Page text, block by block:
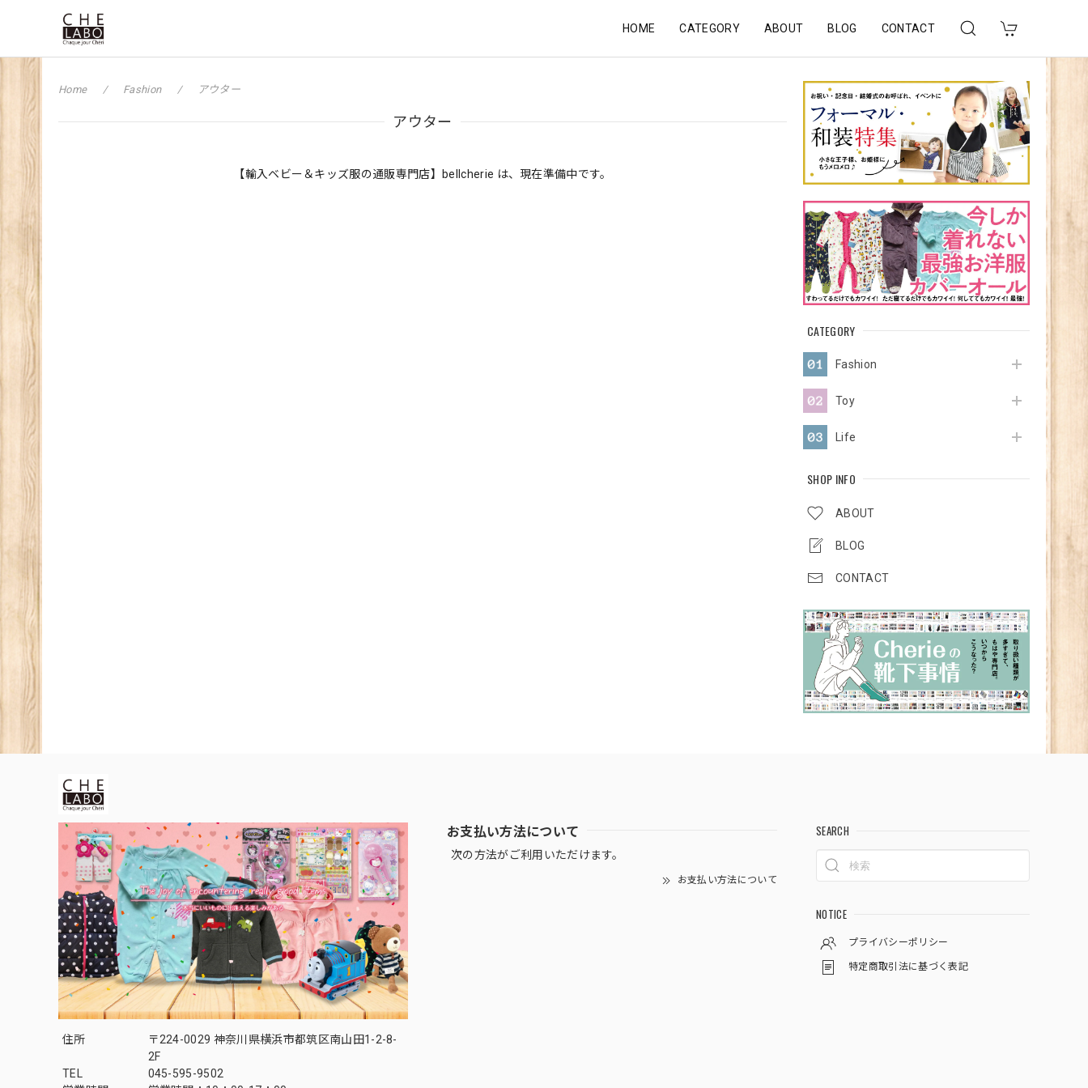
HOME CATEGORY ABOUT BLOG CONTACT
CATEGORY
Fashion
Toy
Life
SHOP INFO
ABOUT
BLOG
CONTACT
Home Fashion アウター
アウター
【輸入ベビー＆キッズ服の通販専門店】bellcherie は、現在準備中です。
住所
〒224-0029 神奈川県横浜市都筑区南山田1-2-8-
2F
TEL
045-595-9502
お支払い方法について
次の方法がご利用いただけます。
お支払い方法について
SEARCH
NOTICE
プライバシーポリシー
特定商取引法に基づく表記